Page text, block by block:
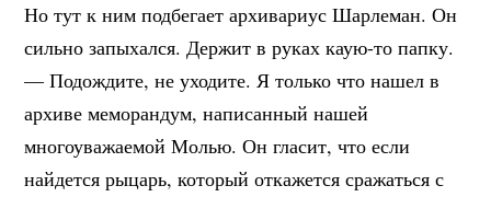
Но тут к ним подбегает архивариус Шарлеман. Он
сильно запыхался. Держит в руках каую-то папку.
— Подождите, не уходите. Я только что нашел в
архиве меморандум, написанный нашей
многоуважаемой Молью. Он гласит, что если
найдется рыцарь, который откажется сражаться с